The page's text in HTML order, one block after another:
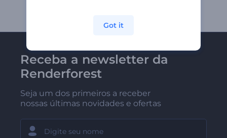
Receba a newsletter da
Renderforest
Seja um dos primeiros a receber
nossas últimas novidades e ofertas
Got it